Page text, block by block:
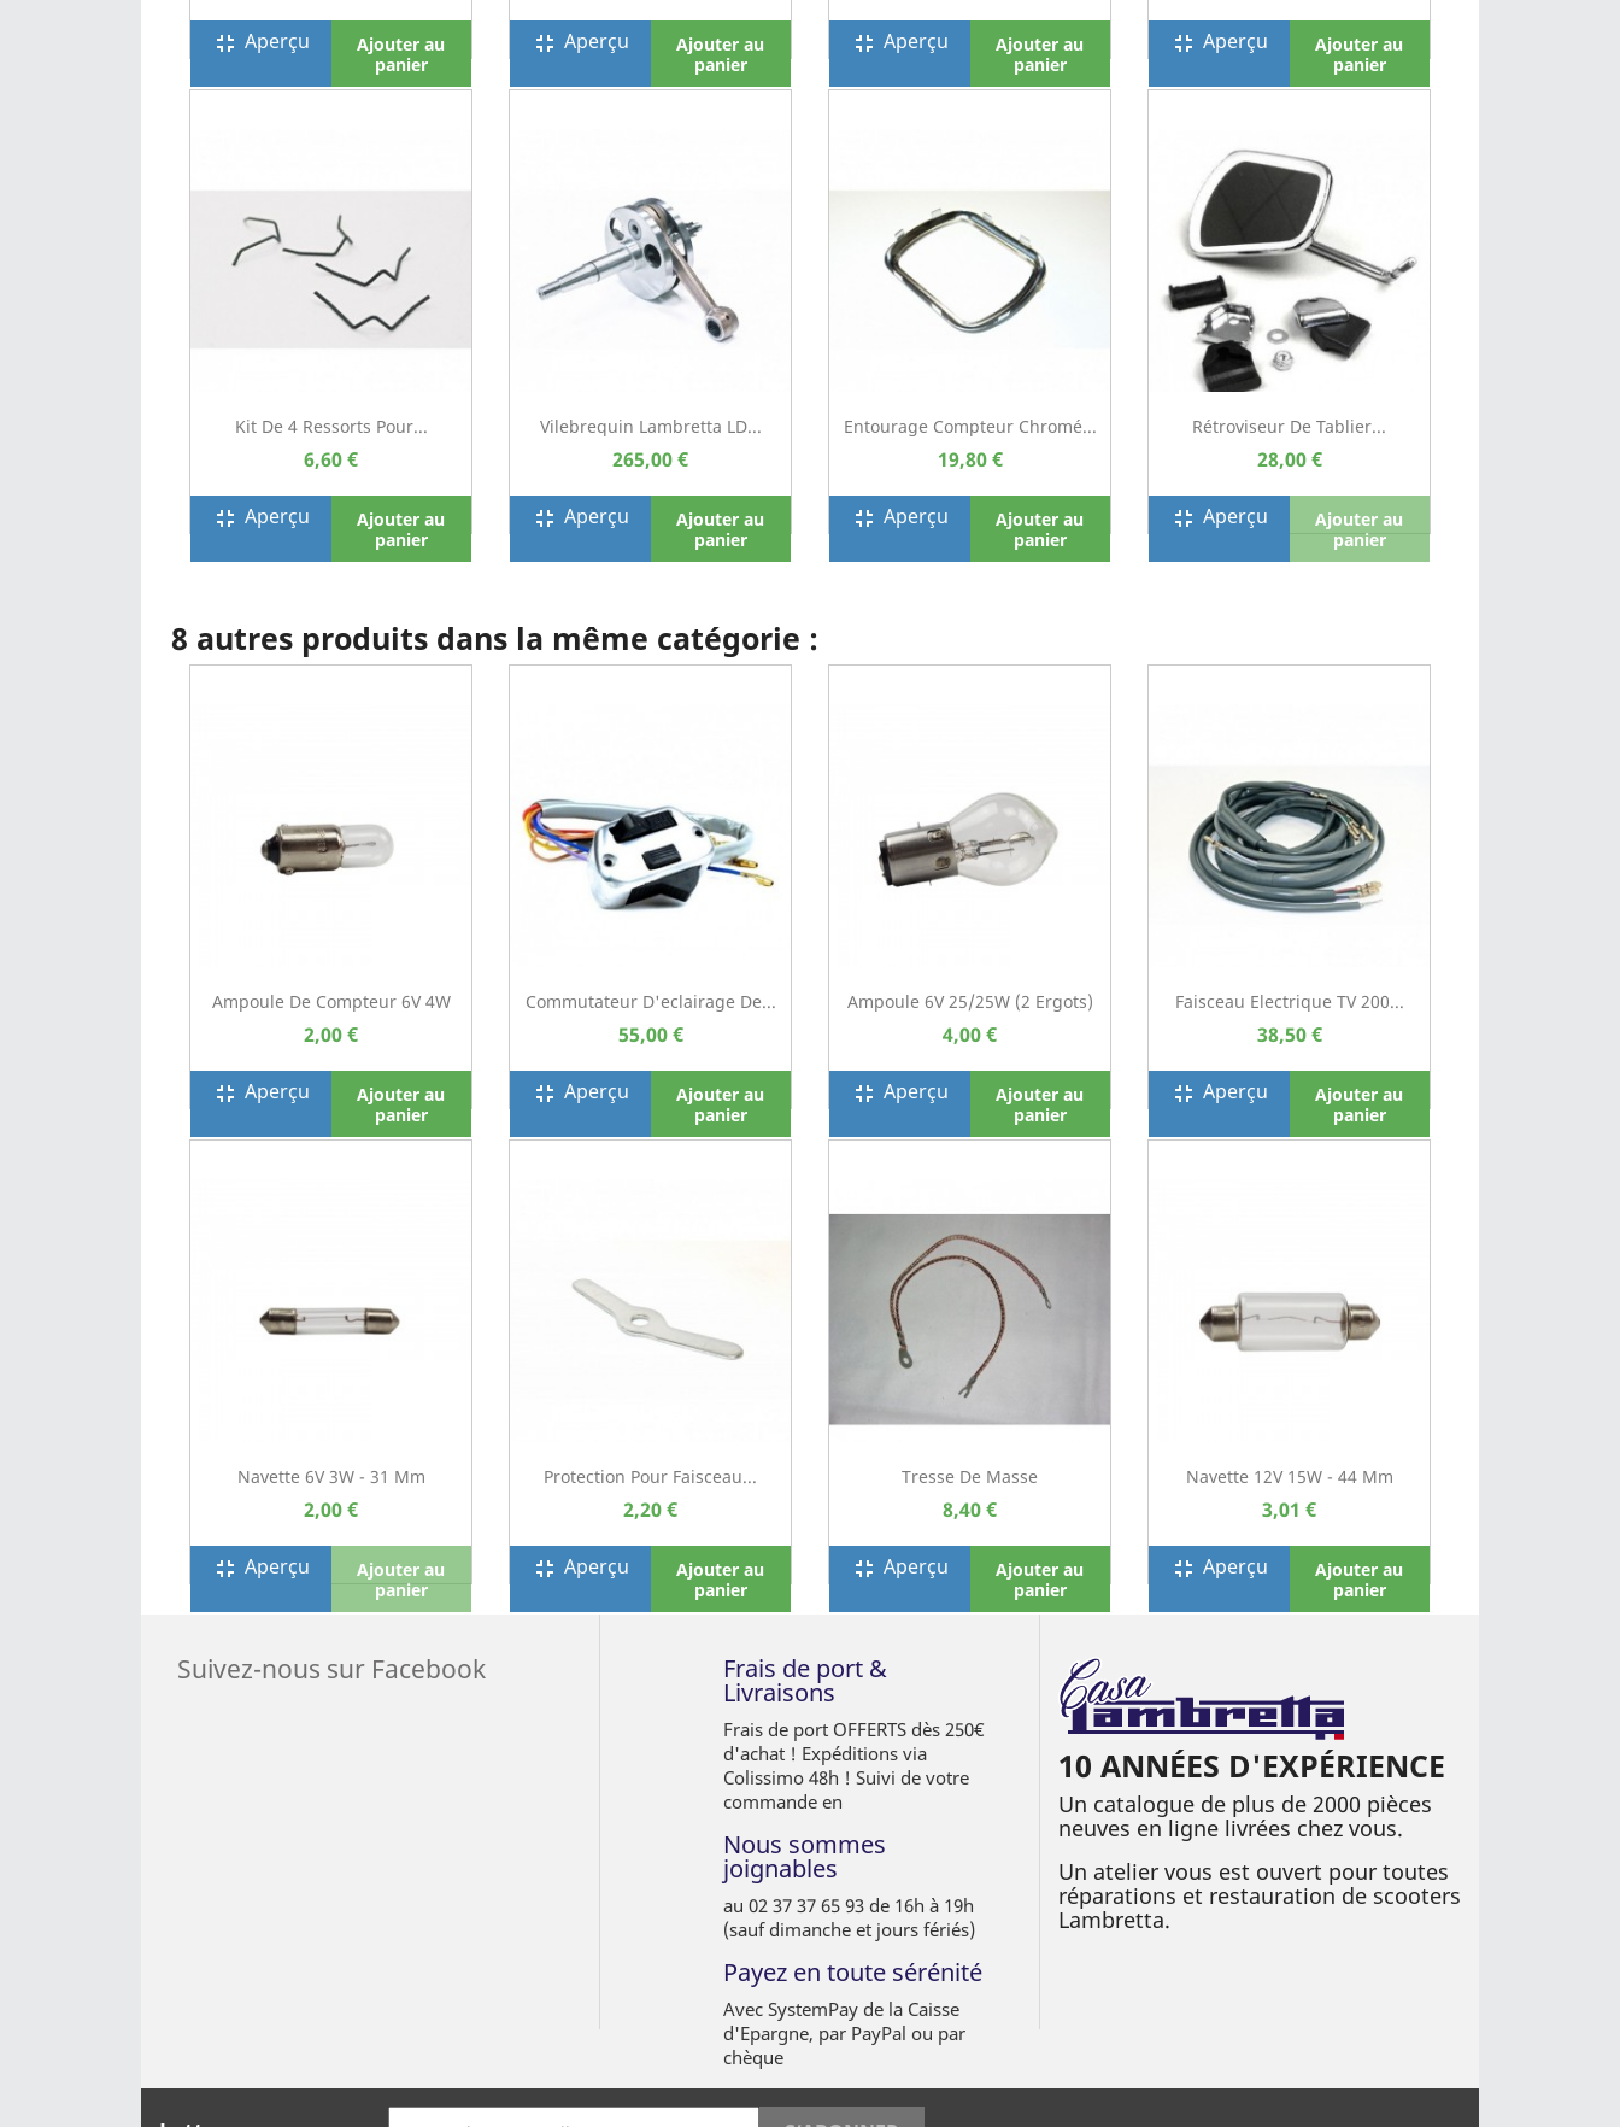
fullscreen_exit Aperçu
Ajouter au
panier
fullscreen_exit Aperçu
Ajouter au
panier
fullscreen_exit Aperçu
Ajouter au
panier
fullscreen_exit Aperçu
Ajouter au
panier
Kit De 4 Ressorts Pour...
6,60 €
fullscreen_exit Aperçu
Ajouter au
panier
Vilebrequin Lambretta LD...
265,00 €
fullscreen_exit Aperçu
Ajouter au
panier
Entourage Compteur Chromé...
19,80 €
fullscreen_exit Aperçu
Ajouter au
panier
Rétroviseur De Tablier...
28,00 €
fullscreen_exit Aperçu
Ajouter au
panier
8 autres produits dans la même catégorie :
Ampoule De Compteur 6V 4W
2,00 €
fullscreen_exit Aperçu
Ajouter au
panier
Commutateur D'eclairage De...
55,00 €
fullscreen_exit Aperçu
Ajouter au
panier
Ampoule 6V 25/25W (2 Ergots)
4,00 €
fullscreen_exit Aperçu
Ajouter au
panier
Faisceau Electrique TV 200...
38,50 €
fullscreen_exit Aperçu
Ajouter au
panier
Navette 6V 3W - 31 Mm
2,00 €
fullscreen_exit Aperçu
Ajouter au
panier
Protection Pour Faisceau...
2,20 €
fullscreen_exit Aperçu
Ajouter au
panier
Tresse De Masse
8,40 €
fullscreen_exit Aperçu
Ajouter au
panier
Navette 12V 15W - 44 Mm
3,01 €
fullscreen_exit Aperçu
Ajouter au
panier
Suivez-nous sur Facebook Frais de port &
Livraisons
Frais de port OFFERTS dès 250€
d'achat ! Expéditions via
Colissimo 48h ! Suivi de votre
commande en
Nous sommes
joignables
au 02 37 37 65 93 de 16h à 19h
(sauf dimanche et jours fériés)
Payez en toute sérénité
Avec SystemPay de la Caisse
d'Epargne, par PayPal ou par
chèque
10 ANNÉES D'EXPÉRIENCE
Un catalogue de plus de 2000 pièces
neuves en ligne livrées chez vous.
Un atelier vous est ouvert pour toutes
réparations et restauration de scooters
Lambretta.